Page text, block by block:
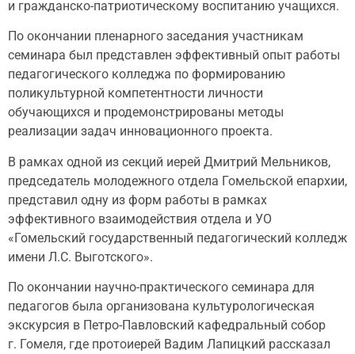
и гражданско-патриотическому воспитанию учащихся.
По окончании пленарного заседания участникам
семинара был представлен эффективный опыт работы
педагогического колледжа по формированию
поликультурной компетентности личности
обучающихся и продемонстрированы методы
реализации задач инновационного проекта.
В рамках одной из секций иерей Дмитрий Мельников,
председатель молодежного отдела Гомельской епархии,
представил одну из форм работы в рамках
эффективного взаимодействия отдела и УО
«Гомельский государственный педагогический колледж
имени Л.С. Выготского».
По окончании научно-практического семинара для
педагогов была организована культурологическая
экскурсия в Петро-Павловский кафедральный собор
г. Гомеля, где протоиерей Вадим Лапицкий рассказал